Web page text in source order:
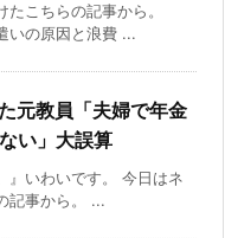
こちらの記事から。
いの原因と浪費 ...
元教員「夫婦で年金
い」大誤算
』いわいです。 今日はネ
記事から。 ...